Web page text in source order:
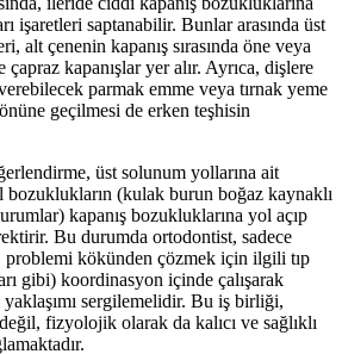
işaretleri saptanabilir. Bunlar arasında üst
alt çenenin kapanış sırasında öne veya
kapanışlar yer alır. Ayrıca, dişlere
parmak emme veya tırnak yeme
geçilmesi de erken teşhisin
üst solunum yollarına ait
bozuklukların (kulak burun boğaz kaynaklı
kapanış bozukluklarına yol açıp
Bu durumda ortodontist, sadece
kökünden çözmek için ilgili tıp
gibi) koordinasyon içinde çalışarak
sergilemelidir. Bu iş birliği,
fizyolojik olarak da kalıcı ve sağlıklı